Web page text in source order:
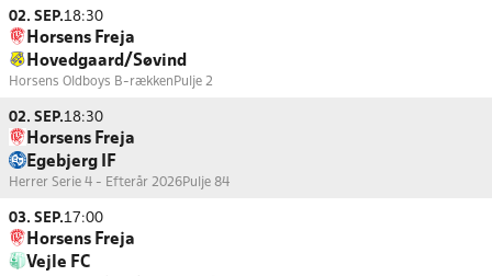
02. SEP.18:30
Horsens Freja
Hovedgaard/Søvind
Horsens Oldboys B-rækken Pulje 2
02. SEP.18:30
Horsens Freja
Egebjerg IF
Herrer Serie 4 - Efterår 2026Pulje 84
03. SEP.17:00
Horsens Freja
Vejle FC